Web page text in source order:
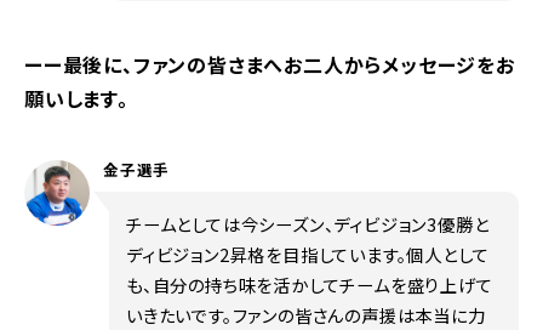
ーー最後に、ファンの皆さまへお二人からメッセージをお
願いします。
チームとしては今シーズン、ディビジョン3優勝と
ディビジョン2昇格を目指しています。個人として
も、自分の持ち味を活かしてチームを盛り上げて
いきたいです。ファンの皆さんの声援は本当に力
金子選手